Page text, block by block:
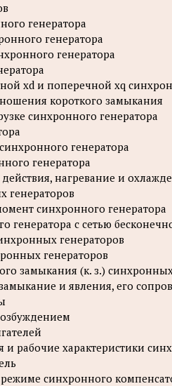
генератора
генератора
генератора
хd и поперечной xq
короткого замыкания
синхронного генератора
генератора
генератора
нагревание и
генераторов
синхронного генератора
генератора с сетью
генераторов
генераторов
замыкания (к. з.)
и явления, его
рабочие характеристики
синхронного